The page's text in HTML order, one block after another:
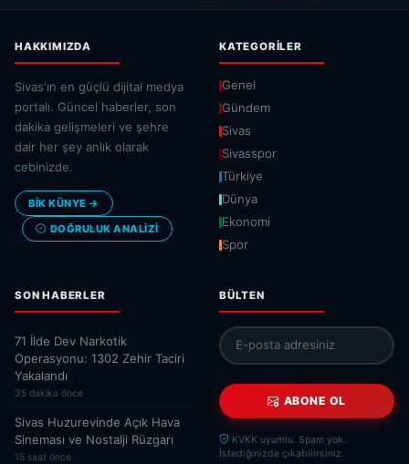
HAKKIMIZDA
Sivas'ın en güçlü dijital medya
portalı. Güncel haberler, son
dakika gelişmeleri ve şehre
dair her şey anlık olarak
cebinizde.
BİK KÜNYE →
DOĞRULUK ANALIZI
KATEGORILER
Genel
Gündem
Sivas
Sivasspor
Türkiye
Dünya
Ekonomi
Spor
SON HABERLER
71 İlde Dev Narkotik
Operasyonu: 1302 Zehir Taciri
Yakalandı
35 dakika önce
Sivas Huzurevinde Açık Hava
Sineması ve Nostalji Rüzgarı
15 saat önce
BÜLTEN
ABONE OL
KVKK uyumlu. Spam yok.
İstediğinizde çıkabilirsiniz.